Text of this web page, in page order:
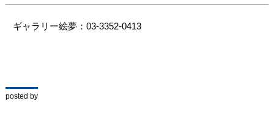
ギャラリー絵夢：03-3352-0413
posted by